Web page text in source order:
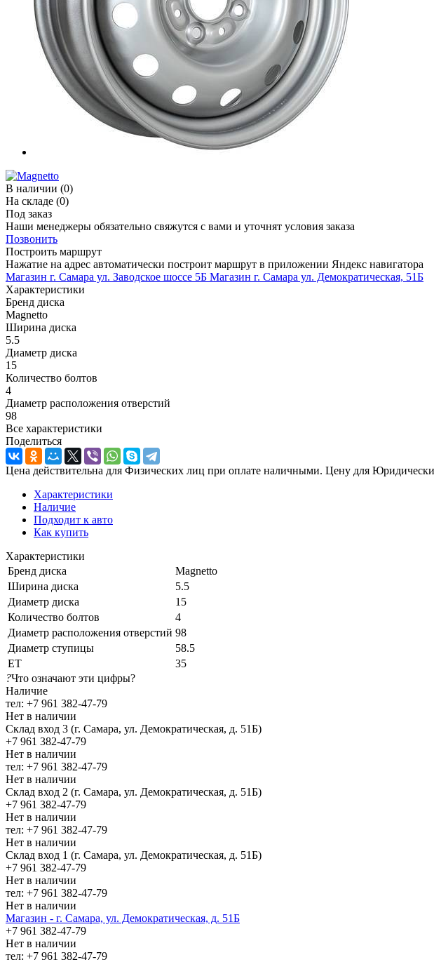
В наличии (0)
На складе (0)
Под заказ
Наши менеджеры обязательно свяжутся с вами и уточнят условия заказа
Позвонить
Построить маршрут
Нажатие на адрес автоматически построит маршрут в приложении Яндекс навигатора
Магазин г. Самара ул. Заводское шоссе 5Б Магазин г. Самара ул. Демократическая, 51Б
Характеристики
Бренд диска
Magnetto
Ширина диска
5.5
Диаметр диска
15
Количество болтов
4
Диаметр расположения отверстий
98
Все характеристики
Поделиться
Цена действительна для Физических лиц при оплате наличными. Цену для
Характеристики
Наличие
Подходит к авто
Как купить
Характеристики
Бренд диска
Magnetto
Ширина диска
5.5
Диаметр диска
15
Количество болтов
4
Диаметр расположения отверстий 98
Диаметр ступицы
58.5
ЕТ
35
?Что означают эти цифры?
Наличие
тел: +7 961 382-47-79
Нет в наличии
Склад вход 3 (г. Самара, ул. Демократическая, д. 51Б)
+7 961 382-47-79
Нет в наличии
тел: +7 961 382-47-79
Нет в наличии
Склад вход 2 (г. Самара, ул. Демократическая, д. 51Б)
+7 961 382-47-79
Нет в наличии
тел: +7 961 382-47-79
Нет в наличии
Склад вход 1 (г. Самара, ул. Демократическая, д. 51Б)
+7 961 382-47-79
Нет в наличии
тел: +7 961 382-47-79
Нет в наличии
Магазин - г. Самара, ул. Демократическая, д. 51Б
+7 961 382-47-79
Нет в наличии
тел: +7 961 382-47-79